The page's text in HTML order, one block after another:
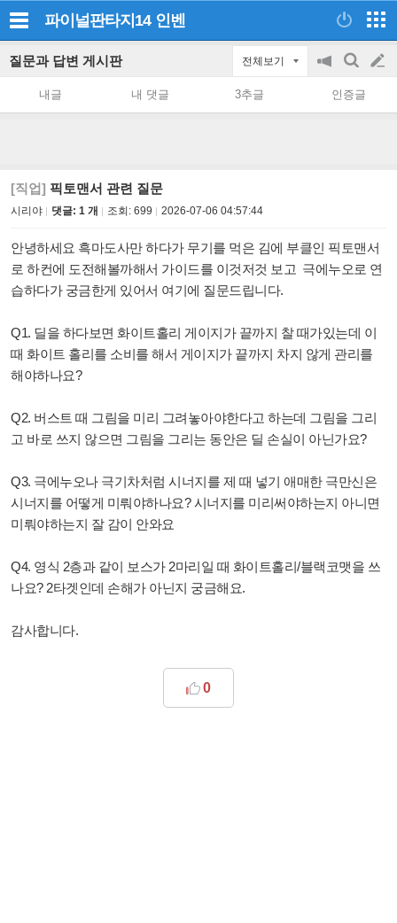
파이널판타지14 인벤
질문과 답변 게시판 전체보기
공
on/off
검
색
글
쓰
내글 내 댓글 3추글 인증글
[직업] 픽토맨서 관련 질문
시리야 댓글: 1 개 조회: 699 2026-07-06 04:57:44
안녕하세요 흑마도사만 하다가 무기를 먹은 김에 부클인 픽토맨서
로 하컨에 도전해볼까해서 가이드를 이것저것 보고 극에누오로 연
습하다가 궁금한게 있어서 여기에 질문드립니다.
Q1. 딜을 하다보면 화이트홀리 게이지가 끝까지 찰 때가있는데 이
때 화이트 홀리를 소비를 해서 게이지가 끝까지 차지 않게 관리를
해야하나요?
Q2. 버스트 때 그림을 미리 그려놓아야한다고 하는데 그림을 그리
고 바로 쓰지 않으면 그림을 그리는 동안은 딜 손실이 아닌가요?
Q3. 극에누오나 극기차처럼 시너지를 제 때 넣기 애매한 극만신은
시너지를 어떻게 미뤄야하나요? 시너지를 미리써야하는지 아니면
미뤄야하는지 잘 감이 안와요
Q4. 영식 2층과 같이 보스가 2마리일 때 화이트홀리/블랙코맷을 쓰
나요? 2타겟인데 손해가 아닌지 궁금해요.
감사합니다.
0